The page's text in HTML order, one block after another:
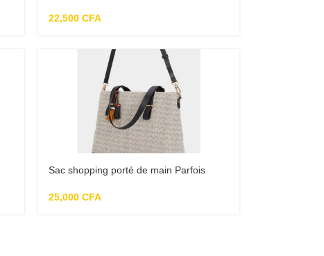
22,500CFA
Sac shopping porté de main Parfois
25,000CFA